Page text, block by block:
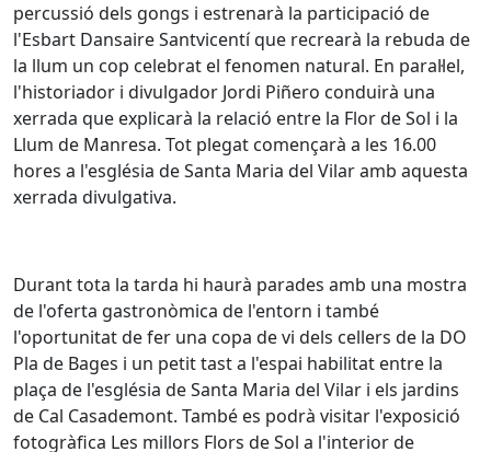
percussió dels gongs i estrenarà la participació de
l'Esbart Dansaire Santvicentí que recrearà la rebuda de
la llum un cop celebrat el fenomen natural. En paral·lel,
l'historiador i divulgador Jordi Piñero conduirà una
xerrada que explicarà la relació entre la Flor de Sol i la
Llum de Manresa. Tot plegat començarà a les 16.00
hores a l'església de Santa Maria del Vilar amb aquesta
xerrada divulgativa.
Durant tota la tarda hi haurà parades amb una mostra
de l'oferta gastronòmica de l'entorn i també
l'oportunitat de fer una copa de vi dels cellers de la DO
Pla de Bages i un petit tast a l'espai habilitat entre la
plaça de l'església de Santa Maria del Vilar i els jardins
de Cal Casademont. També es podrà visitar l'exposició
fotogràfica Les millors Flors de Sol a l'interior de